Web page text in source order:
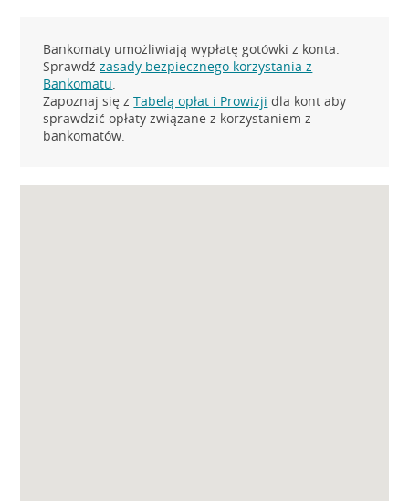
Bankomaty umożliwiają wypłatę gotówki z konta.
Sprawdźzasady bezpiecznego korzystania z
Bankomatu.
Zapoznaj się zTabelą opłat i Prowizji dla kont aby
sprawdzić opłaty związane z korzystaniem z
bankomatów.